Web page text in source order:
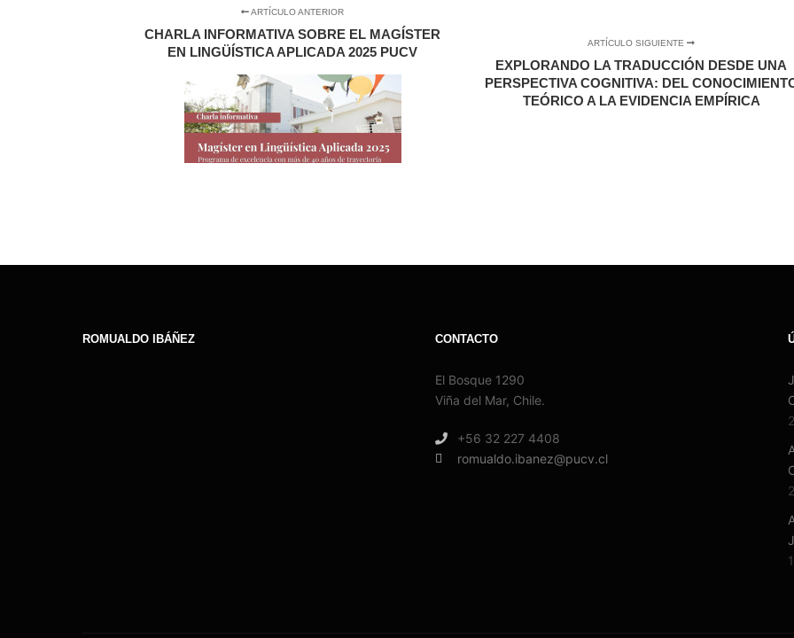
ARTÍCULO ANTERIOR
CHARLA INFORMATIVA SOBRE EL MAGÍSTER
EN LINGÜÍSTICA APLICADA 2025 PUCV
ARTÍCULO SIGUIENTE
EXPLORANDO LA TRADUCCIÓN DESDE UNA
PERSPECTIVA COGNITIVA: DEL
TEÓRICO A LA EVIDENCIA EMPÍRICA
ROMUALDO IBÁÑEZ CONTACTO
El Bosque 1290
Viña del Mar, Chile.
+56 32 227 4408
romualdo.ibanez@pucv.cl